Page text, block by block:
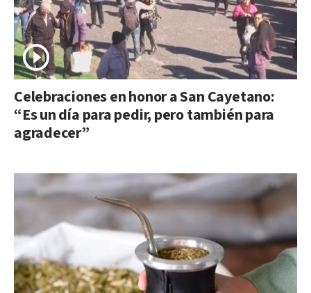
Celebraciones en honor a San Cayetano:
“Es un día para pedir, pero también para
agradecer”